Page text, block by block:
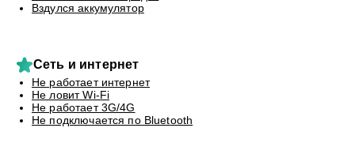
Вздулся аккумулятор
Сеть и интернет
Не работает интернет
Не ловит Wi-Fi
Не работает 3G/4G
Не подключается по Bluetooth